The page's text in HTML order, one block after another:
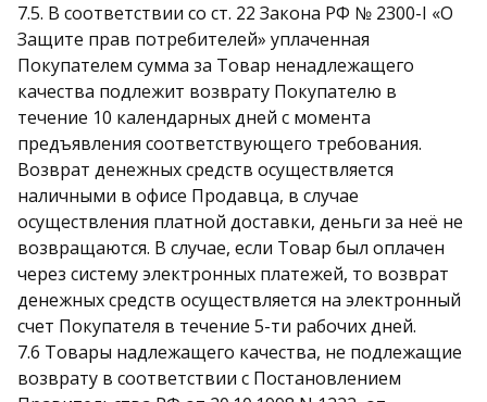
7.5. В соответствии со ст. 22 Закона РФ № 2300-I «О
Защите прав потребителей» уплаченная
Покупателем сумма за Товар ненадлежащего
качества подлежит возврату Покупателю в
течение 10 календарных дней с момента
предъявления соответствующего требования.
Возврат денежных средств осуществляется
наличными в офисе Продавца, в случае
осуществления платной доставки, деньги за неё не
возвращаются. В случае, если Товар был оплачен
через систему электронных платежей, то возврат
денежных средств осуществляется на электронный
счет Покупателя в течение 5-ти рабочих дней.
7.6 Товары надлежащего качества, не подлежащие
возврату в соответствии с Постановлением